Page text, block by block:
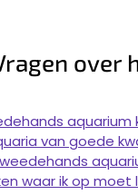
over
aquarium
van goede
waar ik op